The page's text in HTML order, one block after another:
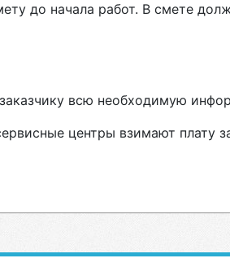
до начала работ. В смете
заказчику всю необходимую
центры взимают плату